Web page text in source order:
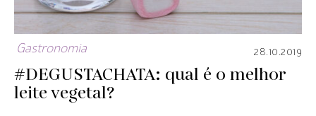
Gastronomia 28.10.2019
#DEGUSTACHATA: qual é o melhor
leite vegetal?